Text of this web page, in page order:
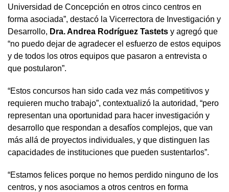
Universidad de Concepción en otros cinco centros en
forma asociada”, destacó la Vicerrectora de Investigación y
Desarrollo, Dra. Andrea Rodríguez Tastets y agregó que
“no puedo dejar de agradecer el esfuerzo de estos equipos
y de todos los otros equipos que pasaron a entrevista o
que postularon”.
“Estos concursos han sido cada vez más competitivos y
requieren mucho trabajo”, contextualizó la autoridad, “pero
representan una oportunidad para hacer investigación y
desarrollo que respondan a desafíos complejos, que van
más allá de proyectos individuales, y que distinguen las
capacidades de instituciones que pueden sustentarlos”.
“Estamos felices porque no hemos perdido ninguno de los
centros, y nos asociamos a otros centros en forma